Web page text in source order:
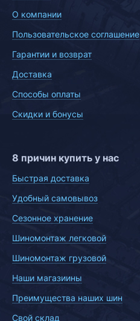
О компании
Пользовательское соглашение
Гарантии и возврат
Доставка
Способы оплаты
Скидки и бонусы
8 причин купить у нас
Быстрая доставка
Удобный самовывоз
Сезонное хранение
Шиномонтаж легковой
Шиномонтаж грузовой
Наши магазиины
Преимущества наших шин
Свой склад